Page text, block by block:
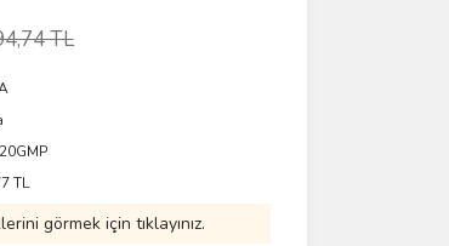
TL
TL
görmek için tıklayınız.